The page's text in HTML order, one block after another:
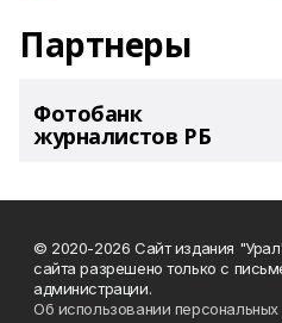
Партнеры
Фотобанк
журналистов РБ
© 2020-2026 Сайт издания
сайта разрешено только с
администрации.
Об использовании персональных